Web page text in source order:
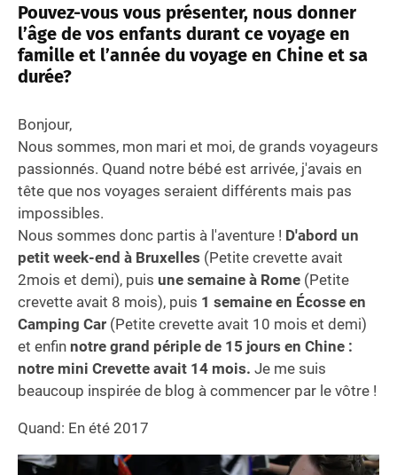
Pouvez-vous vous présenter, nous donner
l’âge de vos enfants durant ce voyage en
famille et l’année du voyage en Chine et sa
durée?
Bonjour,
Nous sommes, mon mari et moi, de grands voyageurs
passionnés. Quand notre bébé est arrivée, j'avais en
tête que nos voyages seraient différents mais pas
impossibles.
Nous sommes donc partis à l'aventure ! D'abord un
petit week-end à Bruxelles (Petite crevette avait
2mois et demi), puis une semaine à Rome (Petite
crevette avait 8 mois), puis 1 semaine en Écosse en
Camping Car (Petite crevette avait 10 mois et demi)
et enfin notre grand périple de 15 jours en Chine :
notre mini Crevette avait 14 mois. Je me suis
beaucoup inspirée de blog à commencer par le vôtre !
Quand: En été 2017